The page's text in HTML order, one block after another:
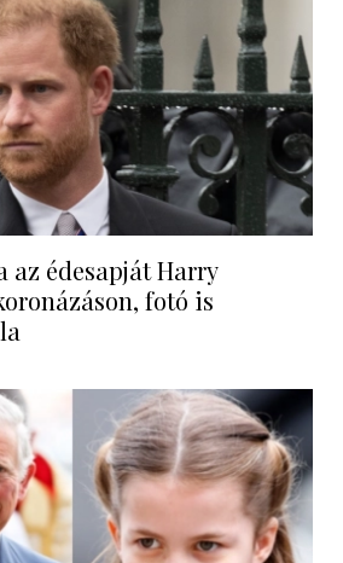
az édesapját Harry
fotó is